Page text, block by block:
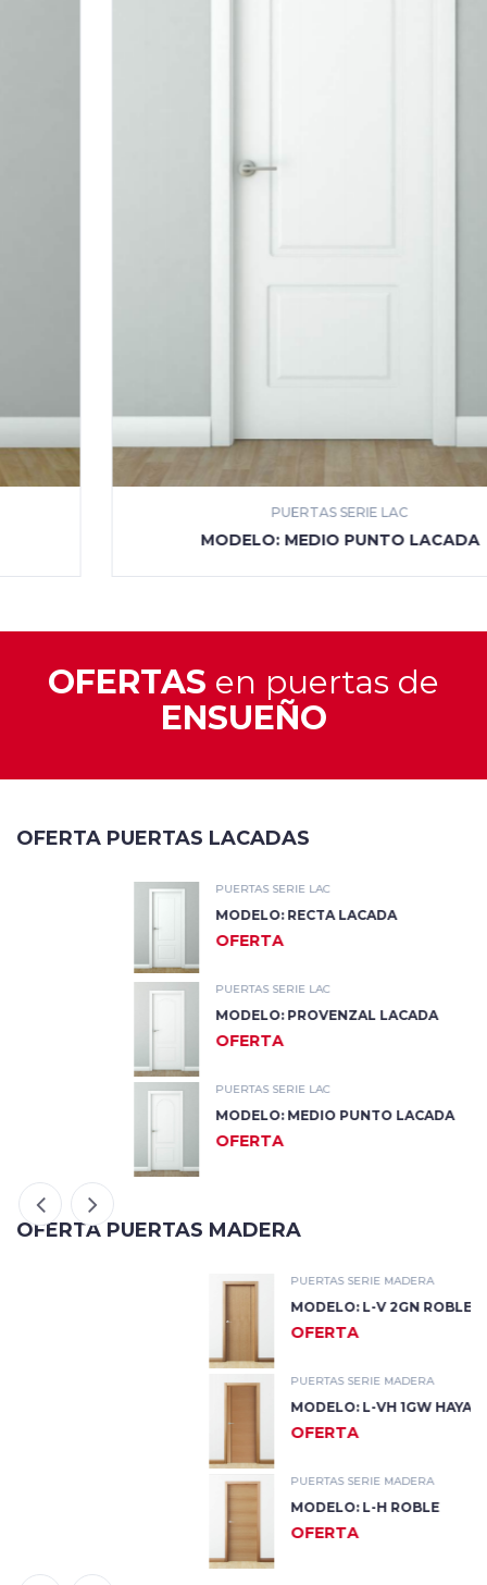
PUERTAS SERIE LAC
MODELO: MEDIO PUNTO LACADA
MÁS INFORMACIÓN
OFERTAS en puertas de
ENSUEÑO
OFERTA PUERTAS LACADAS
PUERTAS SERIE LAC
MODELO: RECTA LACADA
PUERTAS SERIE LAC
MODELO: PROVENZAL LACADA
PUERTAS SERIE LAC
MODELO: MEDIO PUNTO LACADA
OFERTA PUERTAS MADERA
PUERTAS SERIE MADERA
PUERTAS SERIE MADERA
PUERTAS SERIE MADERA